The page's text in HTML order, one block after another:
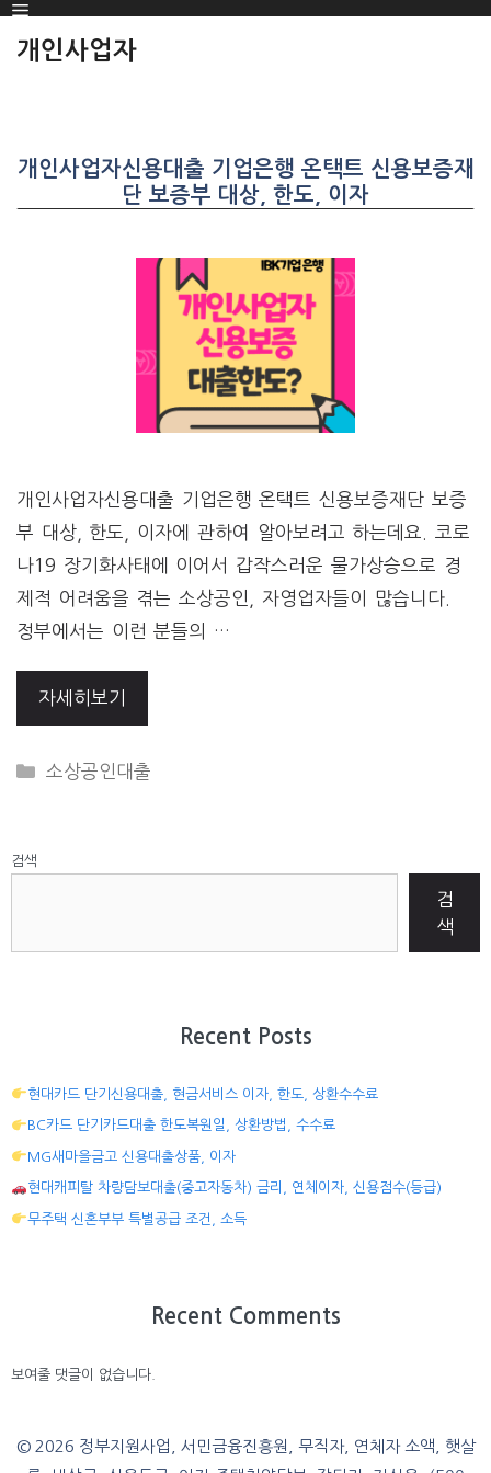
SKIP
TO
Menu
개인사업자
개인사업자신용대출 기업은행 온택트 신용보증재
단 보증부 대상, 한도, 이자
개인사업자신용대출 기업은행 온택트 신용보증재단 보증
부 대상, 한도, 이자에 관하여 알아보려고 하는데요. 코로
나19 장기화사태에 이어서 갑작스러운 물가상승으로 경
제적 어려움을 겪는 소상공인, 자영업자들이 많습니다.
정부에서는 이런 분들의 …
자세히보기
CATEGORIES
소상공인대출
검색
검
색
Recent Posts
현대카드 단기신용대출, 현금서비스 이자, 한도, 상환수수료
BC카드 단기카드대출 한도복원일, 상환방법, 수수료
MG새마을금고 신용대출상품, 이자
현대캐피탈 차량담보대출(중고자동차) 금리, 연체이자, 신용점수(등급)
무주택 신혼부부 특별공급 조건, 소득
Recent Comments
보여줄 댓글이 없습니다.
© 2026 정부지원사업, 서민금융진흥원, 무직자, 연체자 소액, 햇살